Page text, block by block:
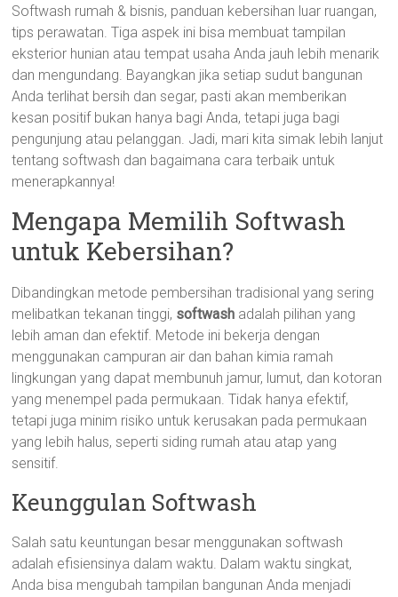
Softwash rumah & bisnis, panduan kebersihan luar ruangan,
tips perawatan. Tiga aspek ini bisa membuat tampilan
eksterior hunian atau tempat usaha Anda jauh lebih menarik
dan mengundang. Bayangkan jika setiap sudut bangunan
Anda terlihat bersih dan segar, pasti akan memberikan
kesan positif bukan hanya bagi Anda, tetapi juga bagi
pengunjung atau pelanggan. Jadi, mari kita simak lebih lanjut
tentang softwash dan bagaimana cara terbaik untuk
menerapkannya!
Mengapa Memilih Softwash
untuk Kebersihan?
Dibandingkan metode pembersihan tradisional yang sering
melibatkan tekanan tinggi, softwash adalah pilihan yang
lebih aman dan efektif. Metode ini bekerja dengan
menggunakan campuran air dan bahan kimia ramah
lingkungan yang dapat membunuh jamur, lumut, dan kotoran
yang menempel pada permukaan. Tidak hanya efektif,
tetapi juga minim risiko untuk kerusakan pada permukaan
yang lebih halus, seperti siding rumah atau atap yang
sensitif.
Keunggulan Softwash
Salah satu keuntungan besar menggunakan softwash
adalah efisiensinya dalam waktu. Dalam waktu singkat,
Anda bisa mengubah tampilan bangunan Anda menjadi